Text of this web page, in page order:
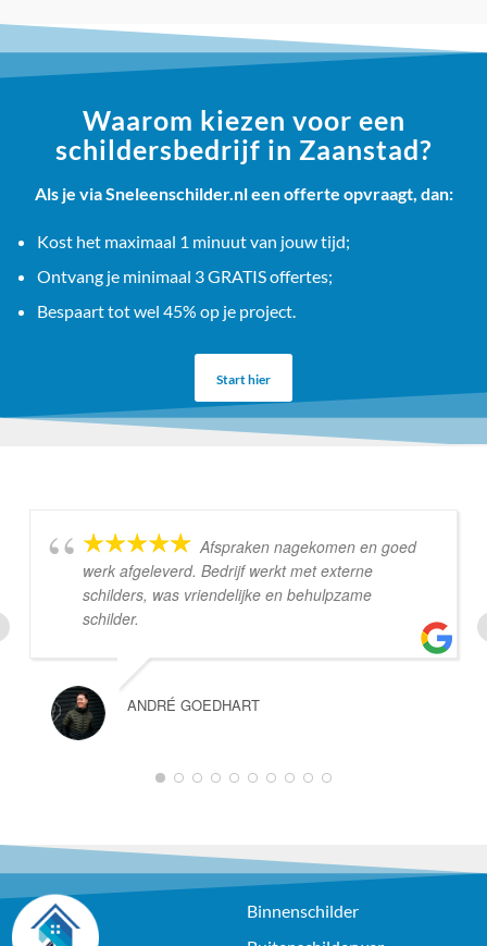
Waarom kiezen voor een
schildersbedrijf in Zaanstad?
Als je via Sneleenschilder.nl een offerte opvraagt, dan:
Kost het maximaal 1 minuut van jouw tijd;
Ontvang je minimaal 3 GRATIS offertes;
Bespaart tot wel 45% op je project.
Start hier
Afspraken nagekomen en goed
werk afgeleverd. Bedrijf werkt met externe
schilders, was vriendelijke en behulpzame
schilder.
ANDRÉ GOEDHART
Binnenschilder